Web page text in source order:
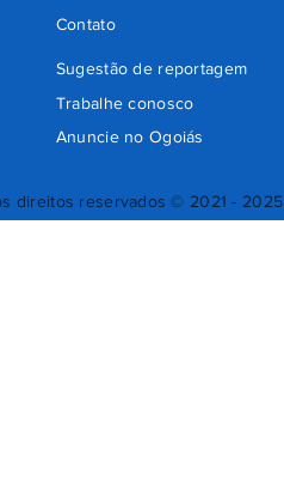
direitos reservados © 2021 - 2025
Sugestão de reportagem
Trabalhe conosco
Anuncie no Ogoiás
Contato